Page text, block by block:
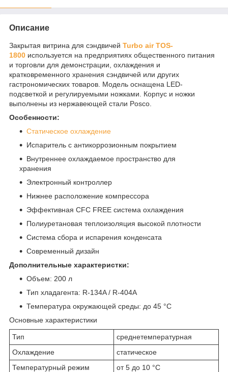
Описание
Закрытая витрина для сэндвичей Turbo air TOS-
1800 используется на предприятиях общественного питания
и торговли для демонстрации, охлаждения и
кратковременного хранения сэндвичей или других
гастрономических товаров. Модель оснащена LED-
подсветкой и регулируемыми ножками. Корпус и ножки
выполнены из нержавеющей стали Posco.
Особенности:
Статическое охлаждение
Испаритель с антикоррозионным покрытием
Внутреннее охлаждаемое пространство для
хранения
Электронный контроллер
Нижнее расположение компрессора
Эффективная CFC FREE система охлаждения
Полиуретановая теплоизоляция высокой плотности
Система сбора и испарения конденсата
Современный дизайн
Дополнительные характеристки:
Объем: 200 л
Тип хладагента: R-134A / R-404A
Температура окружающей среды: до 45 °С
Основные характеристики
Тип
среднетемпературная
Охлаждение
статическое
Температурный режим
от 5 до 10 °C